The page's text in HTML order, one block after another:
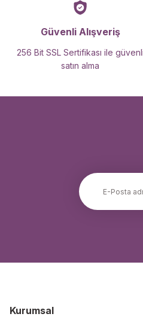
Güvenli Alışveriş
256 Bit SSL Sertifikası ile güvenli
satın alma
Kurumsal